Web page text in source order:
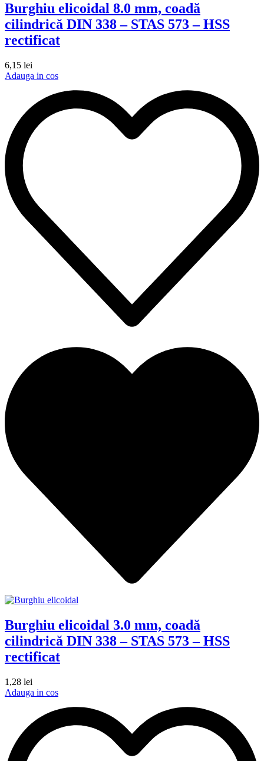
Burghiu elicoidal 8.0 mm, coadă
cilindrică DIN 338 – STAS 573 – HSS
rectificat
6,15 lei
Adauga in cos
Burghiu elicoidal 3.0 mm, coadă
cilindrică DIN 338 – STAS 573 – HSS
rectificat
1,28 lei
Adauga in cos